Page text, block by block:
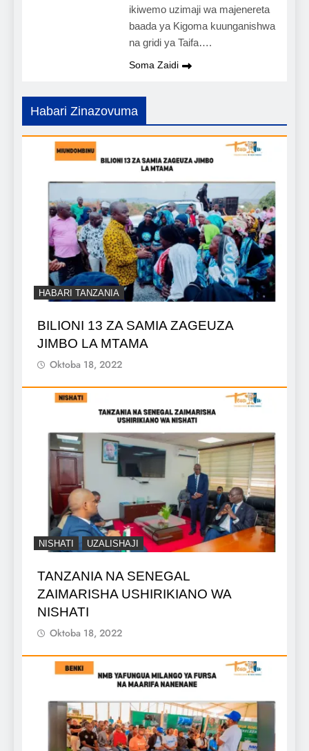
ikiwemo uzimaji wa majenereta
baada ya Kigoma kuunganishwa
na gridi ya Taifa….
Soma Zaidi
Habari Zinazovuma
HABARI TANZANIA
BILIONI 13 ZA SAMIA ZAGEUZA
JIMBO LA MTAMA
Oktoba 18, 2022
NISHATI UZALISHAJI
TANZANIA NA SENEGAL
ZAIMARISHA USHIRIKIANO WA
NISHATI
Oktoba 18, 2022